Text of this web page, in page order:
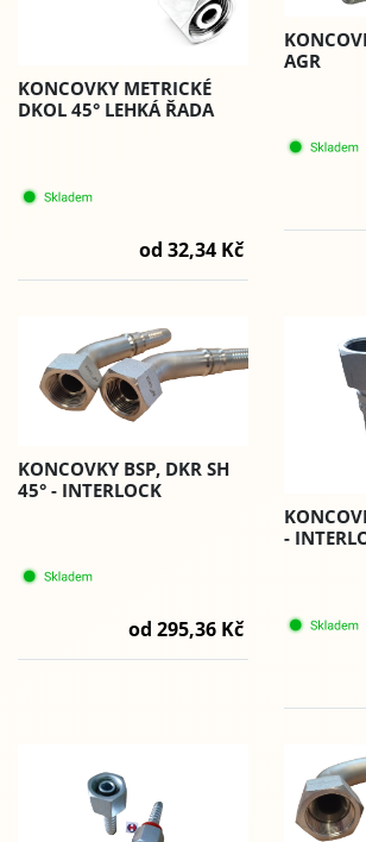
KONCOVKY METRICKÉ
DKOL 45° LEHKÁ ŘADA
od 32,34 Kč
AGR
KONCOVKY BSP, DKR SH
45° - INTERLOCK
od 295,36 Kč
-